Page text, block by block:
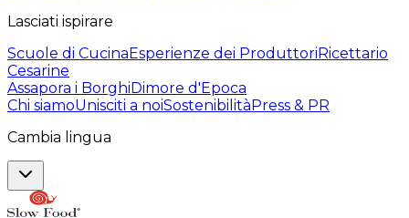
Lasciati ispirare
Scuole di CucinaEsperienze dei ProduttoriRicettario
Cesarine
Assapora i BorghiDimore d'Epoca
Chi siamoUnisciti a noiSostenibilitàPress & PR
Cambia lingua